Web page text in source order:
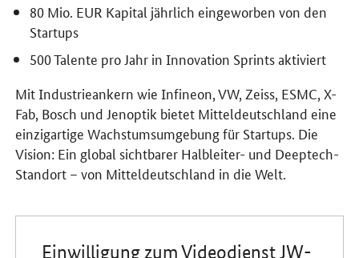
80 Mio. EUR Kapital jährlich eingeworben von den
Startups
500 Talente pro Jahr in Innovation Sprints aktiviert
Mit Industrieankern wie Infineon, VW, Zeiss, ESMC, X-
Fab, Bosch und Jenoptik bietet Mitteldeutschland eine
einzigartige Wachstumsumgebung für Startups. Die
Vision: Ein global sichtbarer Halbleiter- und Deeptech-
Standort – von Mitteldeutschland in die Welt.
Einwilligung zum Videodienst JW-